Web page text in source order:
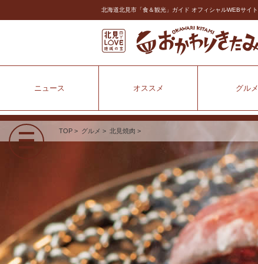
北海道北見市「食＆観光」ガイド オフィシャルWEBサイト
ニュース オススメ グルメ
TOP > グルメ > 北見焼肉 >